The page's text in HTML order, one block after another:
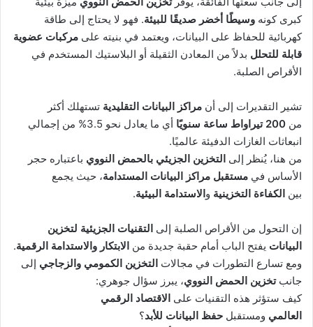
كبرى كونه وسيطًا أخضر صديقًا للبيئة. فهو لا يحتاج إلى طاقة
كهربائية للحفاظ على البيانات، ويعتمد في بنيته على مركبات عضوية
قابلة للتحلل بدلاً من المعادن الثقيلة أو البلاستيك المستخدم في
الأقراص الصلبة.
تشير التقديرات إلى أن مراكز البيانات التقليدية تستهلك أكثر
من 200 تيراواط ساعة سنويًا
أي ما يعادل نحو 3.5% من إجمالي
انبعاثات الغازات الدفيئة عالميًا.
من هنا، يُنظر إلى التخزين الجزيئي بالحمض النووي باعتباره حجر
الأساس في مستقبل مراكز البيانات المستدامة، حيث يجمع
بين الكفاءة التخزينية والاستدامة البيئية.
إن التحول من الأقراص الصلبة إلى التقنيات الجزيئية لتخزين
البيانات يفتح الباب أمام حقبة جديدة من الابتكار والاستدامة الرقمية.
ومع تسارع التطورات في مجالات التخزين الكمومي والزجاجي إلى
جانبتخزين الحمض النووي، يبرز سؤال جوهري:
كيف ستؤثر هذه التقنيات على الاقتصاد الرقمي
العالمي ومستقبل حفظ البيانات للأبد؟